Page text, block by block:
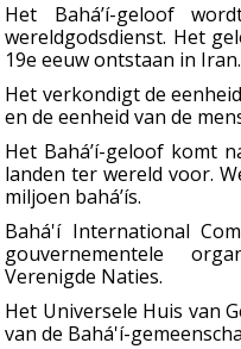
Het Bahá’í-geloof
wereldgodsdienst. Het
19e eeuw ontstaan in Iran.
Het verkondigt de
en de eenheid van de
Het Bahá’í-geloof komt
landen ter wereld voor.
miljoen bahá’ís.
Bahá'í International
gouvernementele
Verenigde Naties.
Het Universele Huis van
van de Bahá'í-